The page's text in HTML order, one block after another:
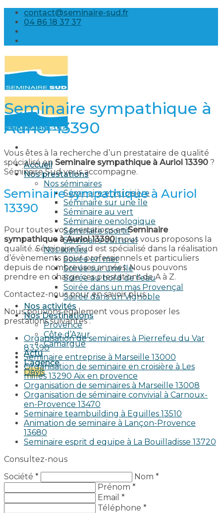
Skip
content
contact@seminaire-sud.fr
04 86 18 37 37
Accueil
Nos prestations
Nos séminaires
Séminaire en croisière
Séminaire sur une île
Séminaire au vert
Séminaire oenologique
Séminaire sportif
Séminaire culturel
Nos soirées
Soirée en mer
Soirée sur une île
Soirée au bord de l’eau
Soirée dans un mas Provençal
Soirée dans un Vignoble
Nos activités
Nos Destinations
Provence
Côte d’Azur
Camargue
Actu
L’agence
Devis
Seminaire sympathique à
Auriol 13390
Vous êtes à la recherche d’un prestataire de qualité
spécialisé en Seminaire sympathique à Auriol 13390 ?
Séminaire Sud vous accompagne.
Seminaire sympathique à Auriol
13390
Pour toutes vos prestations enSeminaire
sympathique à Auriol 13390, nous vous proposons la
qualité. Séminaire Sud est spécialisé dans la réalisation
d’évènements pour professionnels et particuliers
depuis de nombreuses années. Nous pouvons
prendre en charge ces prestations de A à Z.
Contactez-nous pour en savoir plus.
Nous pouvons également vous proposer les
prestations suivantes :
Organisation de seminaires à Pierrefeu du Var
83390
Seminaire entreprise à Marseille 13000
Organisation de seminaire en croisière à Les
milles 13290 Aix en provence​
Organisation de seminaires à Marseille 13008
Organisation de séminaire convivial à Carnoux-
en-Provence 13470
Seminaire teambuilding à Eguilles 13510
Animation de seminaire à Lançon-Provence
13680
Seminaire esprit d equipe à La Bouilladisse 13720
Consultez-nous
Société *
Nom *
Prénom *
Email *
Téléphone *